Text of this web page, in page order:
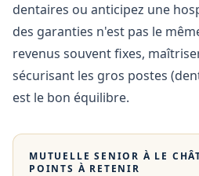
dentaires ou anticipez une
des garanties n'est pas le
revenus souvent fixes,
sécurisant les gros postes
est le bon équilibre.
MUTUELLE SENIOR À LE
POINTS À RETENIR